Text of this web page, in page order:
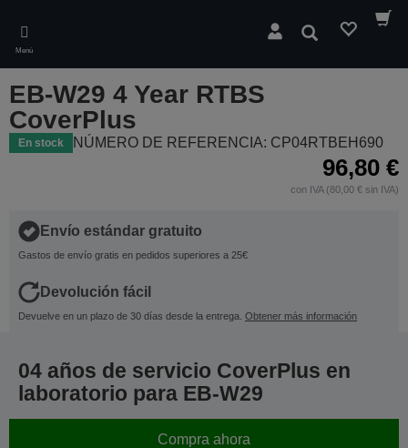
main
content
Menú
Buscar
EB-W29 4 Year RTBS
CoverPlus
En stock NÚMERO DE REFERENCIA: CP04RTBEH690
96,80 €
con IVA (80,00 € sin IVA)
Envío estándar gratuito
Gastos de envío gratis en pedidos superiores a 25€
Devolución fácil
Devuelve en un plazo de 30 días desde la entrega. Obtener más información
04 años de servicio CoverPlus en
laboratorio para EB-W29
Compra ahora